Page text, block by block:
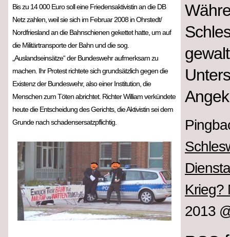
Bis zu 14 000 Euro soll eine Friedensaktivistin an die DB
Netz zahlen, weil sie sich im Februar 2008 in Ohrstedt/
Nordfriesland an die Bahnschienen gekettet hatte, um auf
die Militärtransporte der Bahn und die sog.
„Auslandseinsätze“ der Bundeswehr aufmerksam zu
machen. Ihr Protest richtete sich grundsätzlich gegen die
Existenz der Bundeswehr, also einer Institution, die
Menschen zum Töten abrichtet. Richter William verkündete
heute die Entscheidung des Gerichts, die Aktivistin sei dem
Grunde nach schadensersatzpflichtig.
Krieg?
2013